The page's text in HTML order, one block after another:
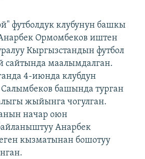
футболдук клубунун башкы
Ормомбеков иштен
Кыргызстандын футбол
сайтында маалымдалган.
4-июнда клубдун
башында турган
жыйынга чогулган.
начар оюн
Анарбек
кызматынан бошотуу